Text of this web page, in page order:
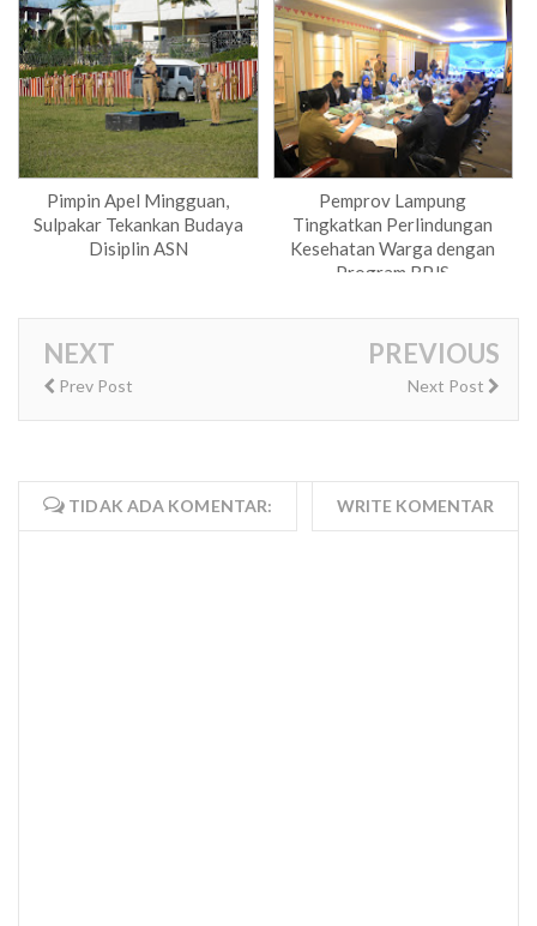
Pimpin Apel Mingguan,
Sulpakar Tekankan Budaya
Disiplin ASN
Pemprov Lampung
Tingkatkan Perlindungan
Kesehatan Warga dengan
Program BPJS
NEXT
Prev Post
PREVIOUS
Next Post
TIDAK ADA KOMENTAR: WRITE KOMENTAR